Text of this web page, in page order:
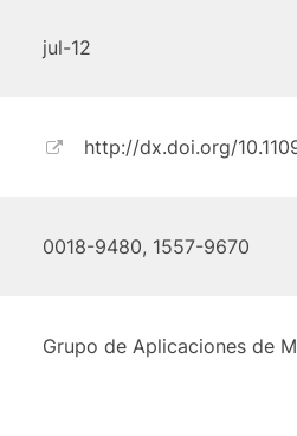
jul-12
http://dx.doi.org/
0018-9480, 1557-9670
Grupo de Aplicaciones de